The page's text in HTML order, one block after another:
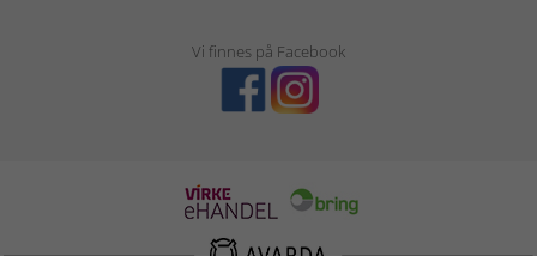
Vi finnes på Facebook